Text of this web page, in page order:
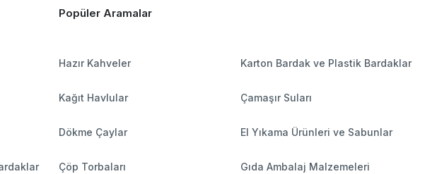
Popüler Aramalar
Hazır Kahveler Karton Bardak ve Plastik Bardaklar
Kağıt Havlular Çamaşır Suları
Dökme Çaylar El Yıkama Ürünleri ve Sabunlar
Çöp Torbaları Gıda Ambalaj Malzemeleri